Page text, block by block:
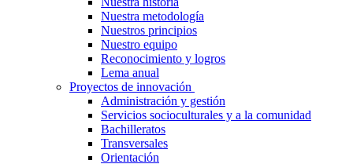
Nuestra metodología
Nuestros principios
Nuestro equipo
Reconocimiento y logros
Lema anual
Proyectos de innovación
Administración y gestión
Servicios socioculturales y a la comunidad
Bachilleratos
Transversales
Orientación